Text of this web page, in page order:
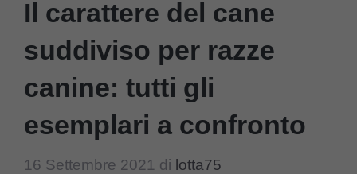
Il carattere del cane
suddiviso per razze
canine: tutti gli
esemplari a confronto
16 Settembre 2021 di lotta75